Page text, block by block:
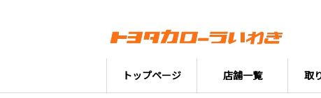
トップページ 店舗一覧 取